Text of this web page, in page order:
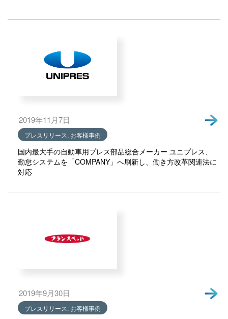
2019年11月7日
プレスリリース, お客様事例
国内最大手の自動車用プレス部品総合メーカー ユニプレス、
勤怠システムを「COMPANY」へ刷新し、働き方改革関連法に
対応
2019年9月30日
プレスリリース, お客様事例